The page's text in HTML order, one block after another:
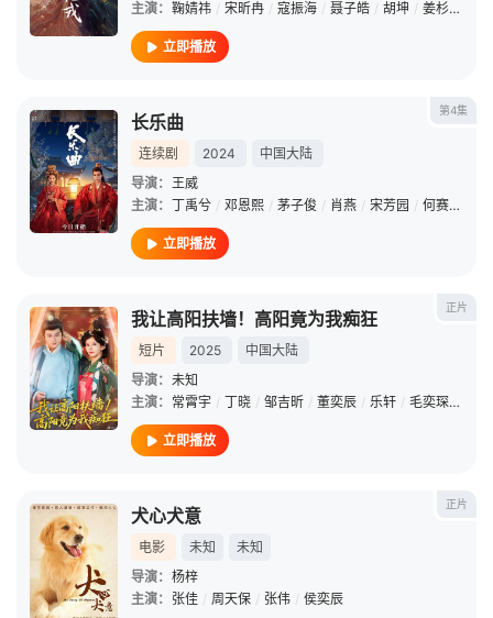
主演： 鞠婧祎 / 宋昕冉 / 寇振海 / 聂子皓 / 胡坤 / 姜杉 /
立即播放
第4集
长乐曲
连续剧 2024
中国大陆
导演： 王威
主演： 丁禹兮 / 邓恩熙 / 茅子俊 / 肖燕 / 宋芳园 / 何赛飞
立即播放
正片
我让高阳扶墙！高阳竟为我痴狂
短片 2025
中国大陆
导演： 未知
主演： 常霄宇 / 丁晓 / 邹吉昕 / 董奕辰 / 乐轩 / 毛奕琛 /
立即播放
正片
犬心犬意
电影 未知
未知
导演： 杨梓
主演： 张佳 / 周天保 / 张伟 / 侯奕辰